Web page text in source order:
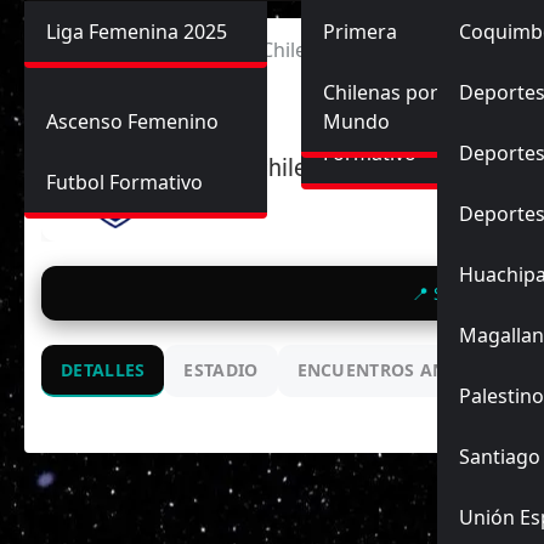
Sub-20
Sub-17
Futbol Nacional
Primera
Ascenso
Formativo
Futbol Internacional
Chilenas por el
Mundo
Palestino
Unión
Ascenso
Primera División
Femenina
Liga Femenina 2025
Ascenso Femenino
Futbol Formativo
Inicio Universidad de Chile vs Huachipato
U. de Chile
📍 Santiago
DETALLES ESTADIO ENCUENTROS ANTERIORES